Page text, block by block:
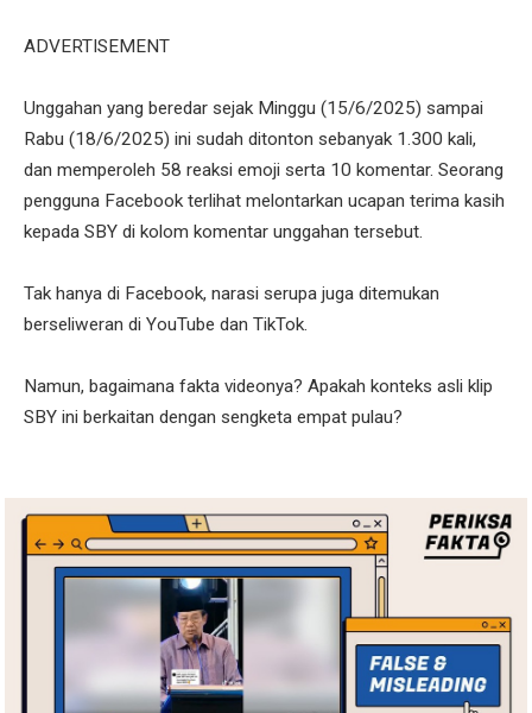
ADVERTISEMENT
Unggahan yang beredar sejak Minggu (15/6/2025) sampai
Rabu (18/6/2025) ini sudah ditonton sebanyak 1.300 kali,
dan memperoleh 58 reaksi emoji serta 10 komentar. Seorang
pengguna Facebook terlihat melontarkan ucapan terima kasih
kepada SBY di kolom komentar unggahan tersebut.
Tak hanya di Facebook, narasi serupa juga ditemukan
berseliweran di YouTube dan TikTok.
Namun, bagaimana fakta videonya? Apakah konteks asli klip
SBY ini berkaitan dengan sengketa empat pulau?